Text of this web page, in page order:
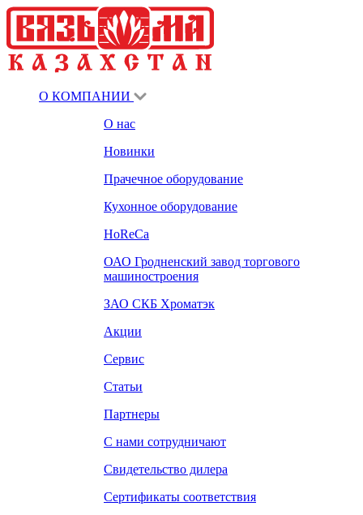
О КОМПАНИИ
О нас
Новинки
Прачечное оборудование
Кухонное оборудование
HoReCa
ОАО Гродненский завод торгового
машиностроения
ЗАО СКБ Хроматэк
Акции
Сервис
Статьи
Партнеры
С нами сотрудничают
Свидетельство дилера
Сертификаты соответствия